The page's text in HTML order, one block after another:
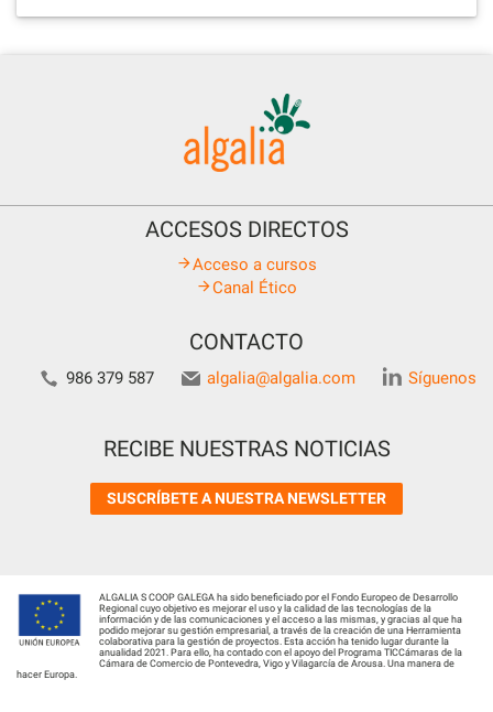
ACCESOS DIRECTOS
Acceso a cursos
Canal Ético
CONTACTO
986 379 587 algalia@algalia.com Síguenos
RECIBE NUESTRAS NOTICIAS
SUSCRÍBETE A NUESTRA NEWSLETTER
ALGALIA S COOP GALEGA ha sido beneficiado por el Fondo Europeo de Desarrollo
Regional cuyo objetivo es mejorar el uso y la calidad de las tecnologías de la
información y de las comunicaciones y el acceso a las mismas, y gracias al que ha
podido mejorar su gestión empresarial, a través de la creación de una Herramienta
colaborativa para la gestión de proyectos. Esta acción ha tenido lugar durante la
anualidad 2021. Para ello, ha contado con el apoyo del Programa TICCámaras de la
Cámara de Comercio de Pontevedra, Vigo y Vilagarcía de Arousa. Una manera de
hacer Europa.